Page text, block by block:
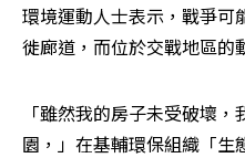
環境運動人士表示，戰爭可
徙廊道，而位於交戰地區的
「雖然我的房子未受破壞
園，」在基輔環保組織「